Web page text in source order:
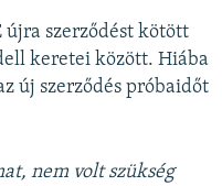
újra szerződést kötött
keretei között. Hiába
új szerződés próbaidőt
nem volt szükség